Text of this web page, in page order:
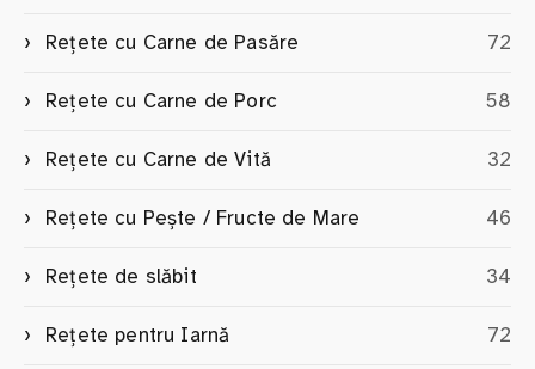
Rețete cu Carne de Pasăre 72
Rețete cu Carne de Porc 58
Rețete cu Carne de Vită 32
Rețete cu Pește / Fructe de Mare 46
Rețete de slăbit 34
Rețete pentru Iarnă 72